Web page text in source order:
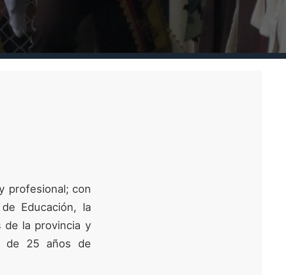
profesional; con
Educación, la
de la provincia y
de 25 años de